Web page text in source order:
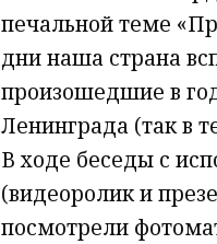
печальной теме
дни наша страна
произошедшие в
Ленинграда (так в
В ходе беседы с
(видеоролик и
посмотрели